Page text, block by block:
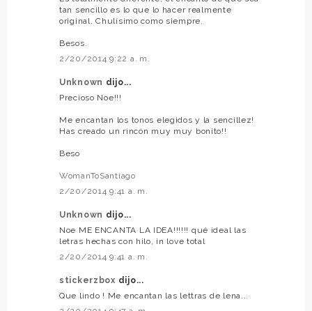
tan sencillo es lo que lo hacer realmente
original. Chulísimo como siempre.
Besos.
2/20/2014 9:22 a. m.
Unknown dijo...
Precioso Noe!!!
Me encantan los tonos elegidos y la sencillez!
Has creado un rincón muy muy bonito!!
Beso
WomanToSantiago
2/20/2014 9:41 a. m.
Unknown dijo...
Noe ME ENCANTA LA IDEA!!!!!! qué ideal las
letras hechas con hilo, in love total
2/20/2014 9:41 a. m.
stickerzbox dijo...
Que lindo ! Me encantan las lettras de lena...